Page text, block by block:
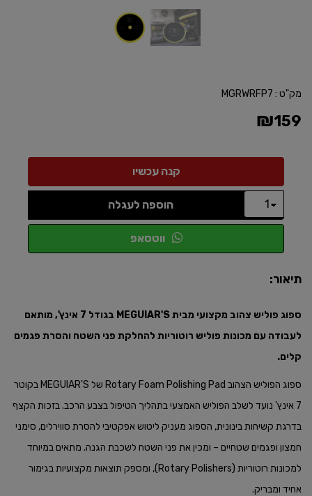
מק"ט : MGRWRFP7
₪159
הוספה לעגלה
ווטסאפ
תיאור:
ספוג פוליש צהוב מקצועי מבית MEGUIAR'S בגודל 7 אינץ', מותאם
לעבודה עם מכונות פוליש רוטוריות להחלקת פני השטח והסרת פגמים
קלים.​
ספוג הפוליש הצהוב Rotary Foam Polishing Pad של MEGUIAR'S בקוטר
7 אינץ' נועד לשלב הפוליש האמצעי בתהליך הטיפול בצבע הרכב. בזכות הקצף
בדרגת קשיחות בינונית, הספוג מעניק ליטוש אפקטיבי להסרת סווירלים, סימני
חמצון ופגמים שטחיים – ומכין את פני השטח לשכבת הגנה. מתאים במיוחד
למכונות רוטוריות (Rotary Polishers), ומספק תוצאות מקצועיות בגימור
אחיד ומבריק.